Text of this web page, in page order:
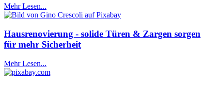
Mehr Lesen...
Hausrenovierung - solide Türen & Zargen sorgen
für mehr Sicherheit
Mehr Lesen...